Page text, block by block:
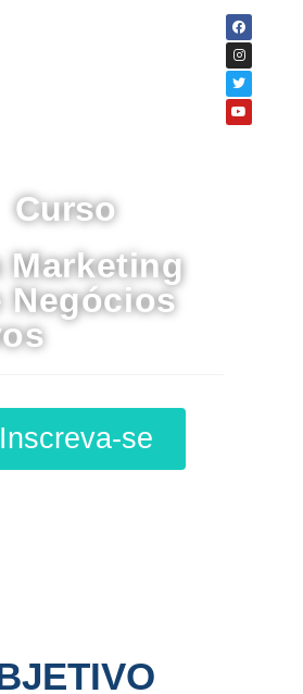
Curso
Marketing
Negócios
Inscreva-se